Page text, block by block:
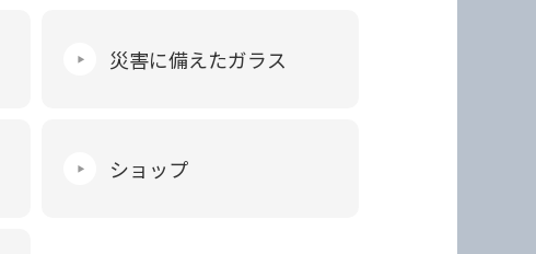
災害に備えたガラス
ショップ